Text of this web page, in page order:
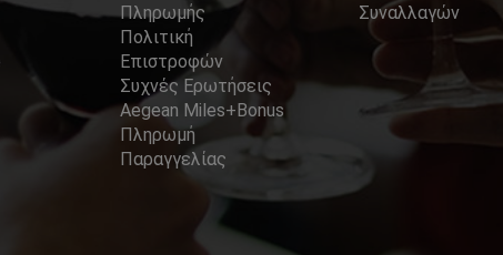
Πληρωμής
Πολιτική
Επιστροφών
Συχνές Ερωτήσεις
Aegean Miles+Bonus
Πληρωμή
Παραγγελίας
Συναλλαγών